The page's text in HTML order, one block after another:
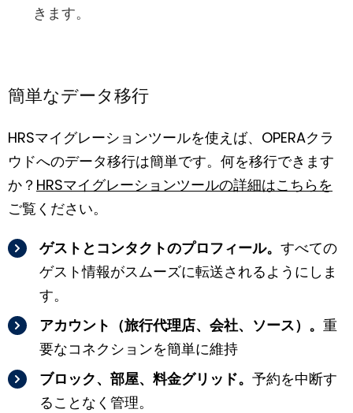
きます。
簡単なデータ移行
HRSマイグレーションツールを使えば、OPERAクラ
ウドへのデータ移行は簡単です。何を移行できます
か？ HRSマイグレーションツールの詳細はこちらを
ご覧ください。
ゲストとコンタクトのプロフィール。 すべての
ゲスト情報がスムーズに転送されるようにしま
す。
アカウント（旅行代理店、会社、ソース）。 重
要なコネクションを簡単に維持
ブロック、部屋、料金グリッド。 予約を中断す
ることなく管理。